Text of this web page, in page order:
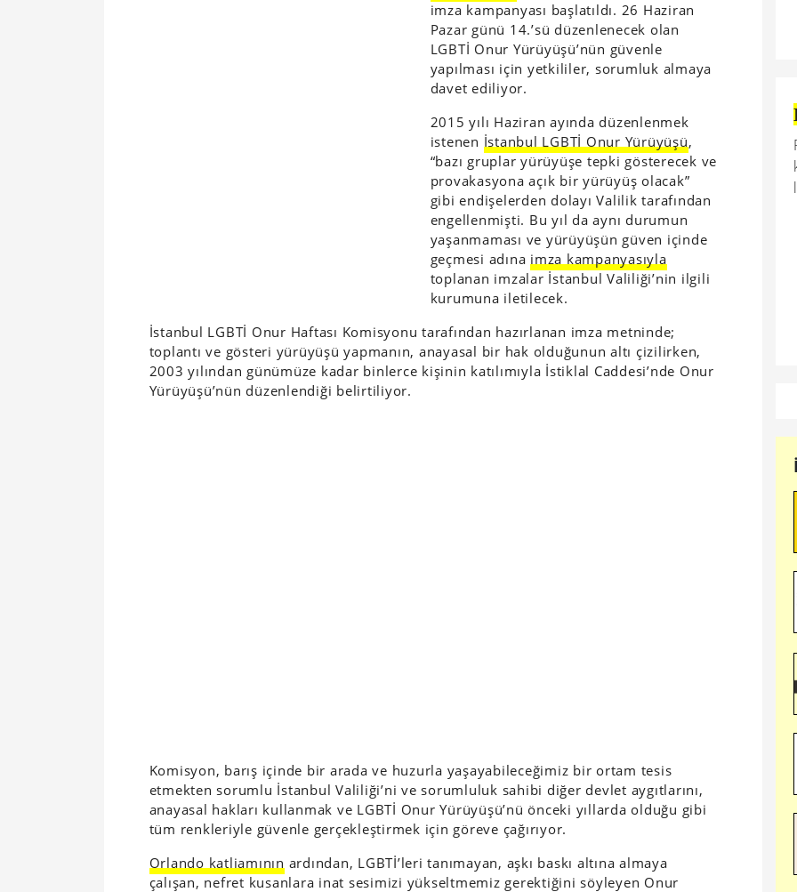
imza kampanyası başlatıldı. 26 Haziran
Pazar günü 14.’sü düzenlenecek olan
LGBTİ Onur Yürüyüşü’nün güvenle
yapılması için yetkililer, sorumluk almaya
davet ediliyor.
2015 yılı Haziran ayında düzenlenmek
istenen İstanbul LGBTİ Onur Yürüyüşü,
“bazı gruplar yürüyüşe tepki gösterecek ve
provakasyona açık bir yürüyüş olacak”
gibi endişelerden dolayı Valilik tarafından
engellenmişti. Bu yıl da aynı durumun
yaşanmaması ve yürüyüşün güven içinde
geçmesi adına imza kampanyasıyla
toplanan imzalar İstanbul Valiliği’nin ilgili
kurumuna iletilecek.
İstanbul LGBTİ Onur Haftası Komisyonu tarafından hazırlanan imza metninde;
toplantı ve gösteri yürüyüşü yapmanın, anayasal bir hak olduğunun altı çizilirken,
2003 yılından günümüze kadar binlerce kişinin katılımıyla İstiklal Caddesi’nde Onur
Yürüyüşü’nün düzenlendiği belirtiliyor.
Komisyon, barış içinde bir arada ve huzurla yaşayabileceğimiz bir ortam tesis
etmekten sorumlu İstanbul Valiliği’ni ve sorumluluk sahibi diğer devlet aygıtlarını,
anayasal hakları kullanmak ve LGBTİ Onur Yürüyüşü’nü önceki yıllarda olduğu gibi
tüm renkleriyle güvenle gerçekleştirmek için göreve çağırıyor.
Orlando katliamının ardından, LGBTİ’leri tanımayan, aşkı baskı altına almaya
çalışan, nefret kusanlara inat sesimizi yükseltmemiz gerektiğini söyleyen Onur